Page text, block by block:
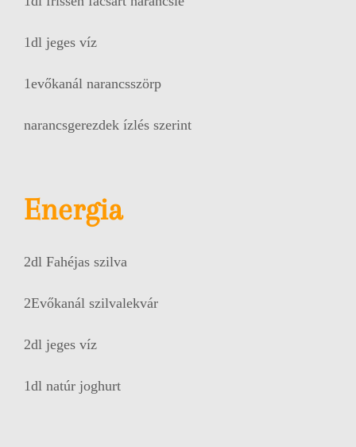
1dl jeges víz
1evőkanál narancsszörp
narancsgerezdek ízlés szerint
Energia
2dl Fahéjas szilva
2Evőkanál szilvalekvár
2dl jeges víz
1dl natúr joghurt